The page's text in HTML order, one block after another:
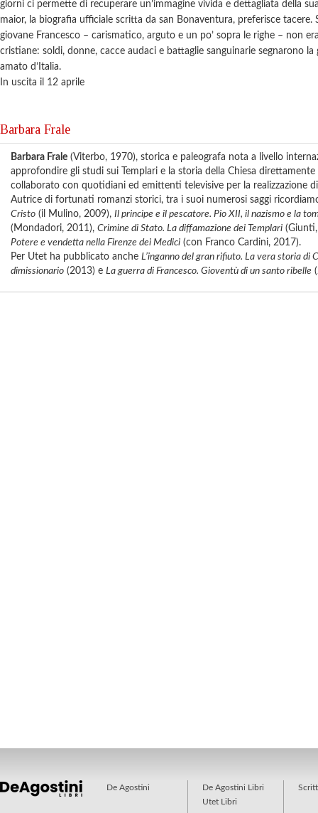
giorni ci permette di recuperare un’immagine vivida e dettagliata della
maior, la biografia ufficiale scritta da san Bonaventura, preferisce tacere.
giovane Francesco – carismatico, arguto e un po’ sopra le righe – non
cristiane: soldi, donne, cacce audaci e battaglie sanguinarie segnarono la
amato d’Italia.
In uscita il 12 aprile
Barbara Frale
Barbara Frale (Viterbo, 1970), storica e paleografa nota a livello
approfondire gli studi sui Templari e la storia della Chiesa
collaborato con quotidiani ed emittenti televisive per la realizzazione
Autrice di fortunati romanzi storici, tra i suoi numerosi saggi
Cristo (il Mulino, 2009), Il principe e il pescatore. Pio XII, il nazismo e la
(Mondadori, 2011), Crimine di Stato. La diffamazione dei Templari
Potere e vendetta nella Firenze dei Medici (con Franco Cardini, 2017).
Per Utet ha pubblicato anche L’inganno del gran rifiuto. La vera storia di
dimissionario (2013) e La guerra di Francesco. Gioventù di un santo ribelle
De Agostini
De Agostini Libri
Utet Libri